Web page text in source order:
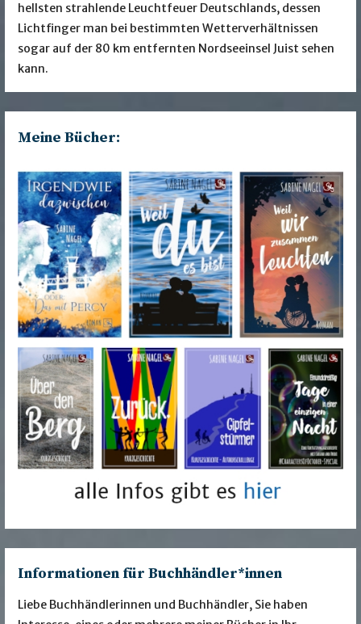
hellsten strahlende Leuchtfeuer Deutschlands, dessen
Lichtfinger man bei bestimmten Wetterverhältnissen
sogar auf der 80 km entfernten Nordseeinsel Juist sehen
kann.
Meine Bücher:
Informationen für Buchhändler*innen
Liebe Buchhändlerinnen und Buchhändler, Sie haben